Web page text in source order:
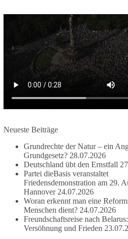
Revanchismus!“
👉 Hier geht es zum vollständigen
https://www.youtube.com/live/
si=2b_C6GgNY9EB-rXw
🟩🟩🟦🟦🟥🟥🟧🟧
#dieBasis #frieden
#friedenspartei
377 Auf
DieBasis
2 Tage(n) zuvor
Wusstest du, dass ein guter Antrag
Neueste Beiträge
Grundrechte der Natur – ein
Grundgesetz? 28.07.2026
Deutschland übt den Ernstfall
Partei dieBasis veranstaltet
Friedensdemonstration am 29.
Hannover 24.07.2026
Woran erkennt man eine
Menschen dient? 24.07.2026
Freundschaftsreise nach
Versöhnung und Frieden